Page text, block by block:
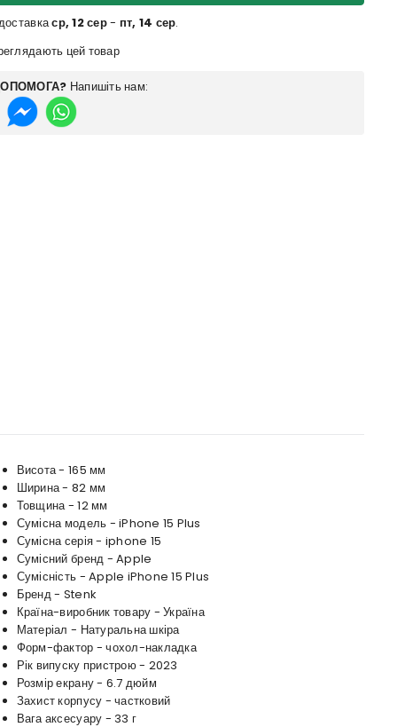
ср, 12 сер- пт, 14 сер.
цей товар
Напишіть нам:
Висота - 165 мм
Ширина - 82 мм
Товщина - 12 мм
Сумісна модель - iPhone 15 Plus
Сумісна серія - iphone 15
Сумісний бренд - Apple
Сумісність - Apple iPhone 15 Plus
Бренд - Stenk
Країна-виробник товару - Україна
Матеріал - Натуральна шкіра
Форм-фактор - чохол-накладка
Рік випуску пристрою - 2023
Розмір екрану - 6.7 дюйм
Захист корпусу - частковий
Вага аксесуару - 33 г